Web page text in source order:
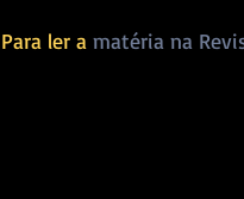
Para ler a matéria na